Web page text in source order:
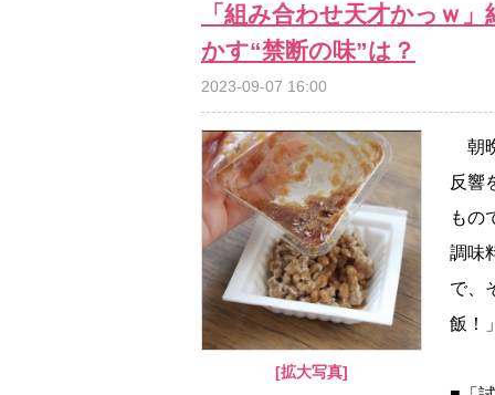
「組み合わせ天才かっｗ
かす“禁断の味”は？
2023-09-07 16:00
[拡大写真]
朝
反響
もの
調味
で、
飯！